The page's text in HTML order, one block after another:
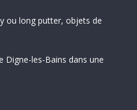
ou long putter, objets de
Digne-les-Bains dans une